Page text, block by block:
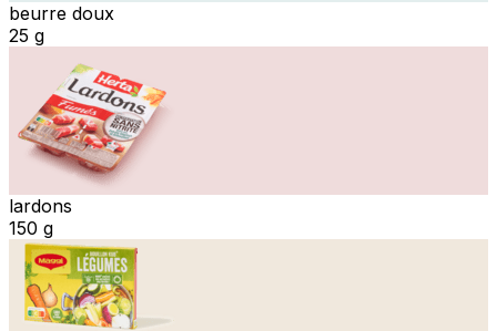
beurre doux
25 g
lardons
150 g